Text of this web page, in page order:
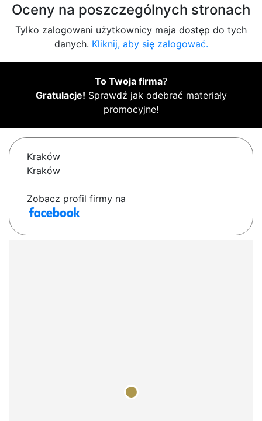
Oceny na poszczególnych stronach
Tylko zalogowani użytkownicy maja dostęp do tych
danych. Kliknij, aby się zalogować.
To Twoja firma?
Gratulacje! Sprawdź jak odebrać materiały
promocyjne!
Kraków
Kraków
Zobacz profil firmy na